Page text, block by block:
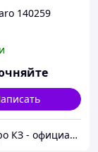
140259
Диггер Про КЗ - официальный представитель CARRARO и DANA SPICER